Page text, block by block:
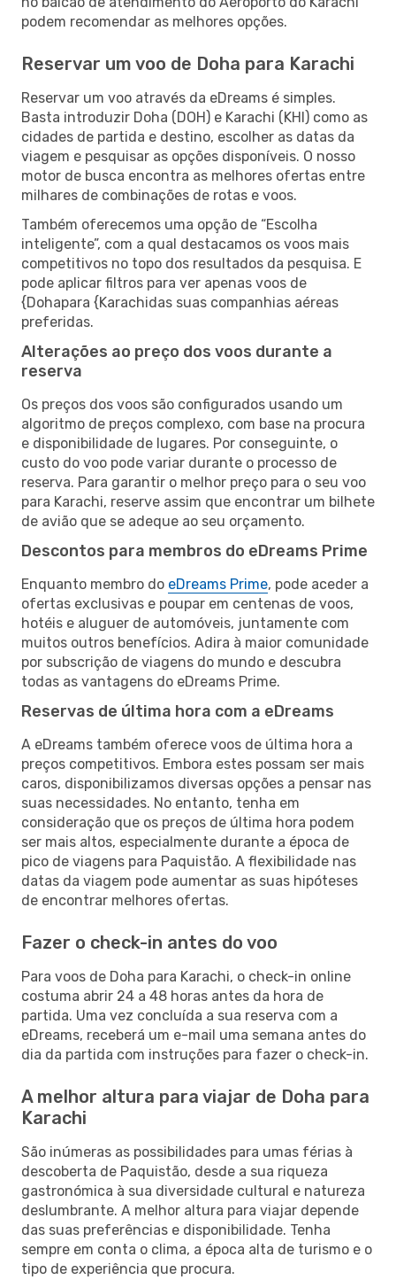
podem recomendar as melhores opções.
Reservar um voo de Doha para Karachi
Reservar um voo através da eDreams é simples.
Basta introduzir Doha (DOH) e Karachi (KHI) como as
cidades de partida e destino, escolher as datas da
viagem e pesquisar as opções disponíveis. O nosso
motor de busca encontra as melhores ofertas entre
milhares de combinações de rotas e voos.
Também oferecemos uma opção de “Escolha
inteligente”, com a qual destacamos os voos mais
competitivos no topo dos resultados da pesquisa. E
pode aplicar filtros para ver apenas voos de
{Dohapara {Karachidas suas companhias aéreas
preferidas.
Alterações ao preço dos voos durante a
reserva
Os preços dos voos são configurados usando um
algoritmo de preços complexo, com base na procura
e disponibilidade de lugares. Por conseguinte, o
custo do voo pode variar durante o processo de
reserva. Para garantir o melhor preço para o seu voo
para Karachi, reserve assim que encontrar um bilhete
de avião que se adeque ao seu orçamento.
Descontos para membros do eDreams Prime
Enquanto membro do eDreams Prime, pode aceder a
ofertas exclusivas e poupar em centenas de voos,
hotéis e aluguer de automóveis, juntamente com
muitos outros benefícios. Adira à maior comunidade
por subscrição de viagens do mundo e descubra
todas as vantagens do eDreams Prime.
Reservas de última hora com a eDreams
A eDreams também oferece voos de última hora a
preços competitivos. Embora estes possam ser mais
caros, disponibilizamos diversas opções a pensar nas
suas necessidades. No entanto, tenha em
consideração que os preços de última hora podem
ser mais altos, especialmente durante a época de
pico de viagens para Paquistão. A flexibilidade nas
datas da viagem pode aumentar as suas hipóteses
de encontrar melhores ofertas.
Fazer o check-in antes do voo
Para voos de Doha para Karachi, o check-in online
costuma abrir 24 a 48 horas antes da hora de
partida. Uma vez concluída a sua reserva com a
eDreams, receberá um e-mail uma semana antes do
dia da partida com instruções para fazer o check-in.
A melhor altura para viajar de Doha para
Karachi
São inúmeras as possibilidades para umas férias à
descoberta de Paquistão, desde a sua riqueza
gastronómica à sua diversidade cultural e natureza
deslumbrante. A melhor altura para viajar depende
das suas preferências e disponibilidade. Tenha
sempre em conta o clima, a época alta de turismo e o
tipo de experiência que procura.